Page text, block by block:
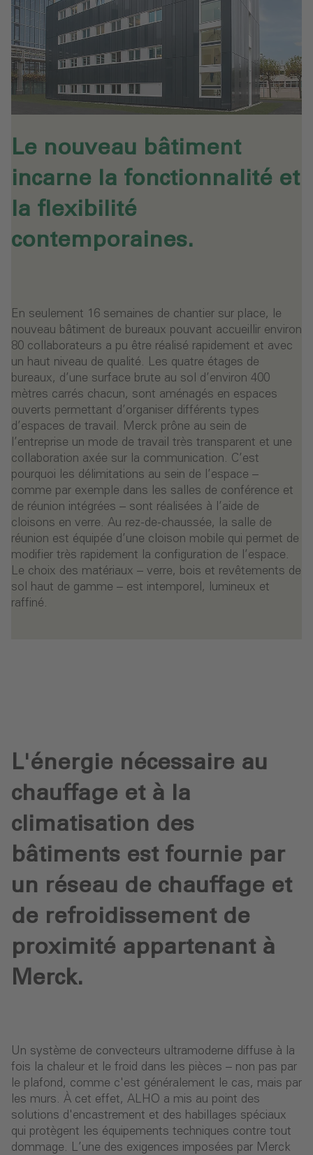
Le nouveau bâtiment
incarne la fonctionnalité et
la flexibilité
contemporaines.
En seulement 16 semaines de chantier sur place, le
nouveau bâtiment de bureaux pouvant accueillir environ
80 collaborateurs a pu être réalisé rapidement et avec
un haut niveau de qualité. Les quatre étages de
bureaux, d’une surface brute au sol d’environ 400
mètres carrés chacun, sont aménagés en espaces
ouverts permettant d’organiser différents types
d’espaces de travail. Merck prône au sein de
l’entreprise un mode de travail très transparent et une
collaboration axée sur la communication. C’est
pourquoi les délimitations au sein de l’espace –
comme par exemple dans les salles de conférence et
de réunion intégrées – sont réalisées à l’aide de
cloisons en verre. Au rez-de-chaussée, la salle de
réunion est équipée d’une cloison mobile qui permet de
modifier très rapidement la configuration de l’espace.
Le choix des matériaux – verre, bois et revêtements de
sol haut de gamme – est intemporel, lumineux et
raffiné.
L'énergie nécessaire au
chauffage et à la
climatisation des
bâtiments est fournie par
un réseau de chauffage et
de refroidissement de
proximité appartenant à
Merck.
Un système de convecteurs ultramoderne diffuse à la
fois la chaleur et le froid dans les pièces – non pas par
le plafond, comme c'est généralement le cas, mais par
les murs. À cet effet, ALHO a mis au point des
solutions d'encastrement et des habillages spéciaux
qui protègent les équipements techniques contre tout
dommage. L’une des exigences imposées par Merck